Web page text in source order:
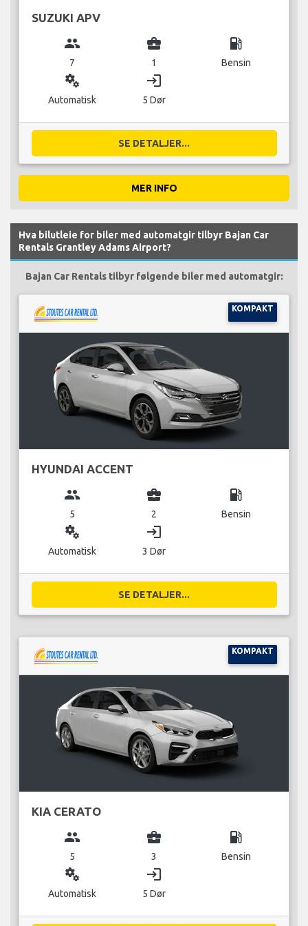
SUZUKI APV
group
7
business_center
1
local_gas_station
Bensin
miscellaneous_services
Automatisk
login
5 Dør
SE DETALJER...
MER INFO
Hva bilutleie for biler med automatgir tilbyr Bajan Car
Rentals Grantley Adams Airport?
Bajan Car Rentals tilbyr følgende biler med automatgir:
KOMPAKT
HYUNDAI ACCENT
group
5
business_center
2
local_gas_station
Bensin
miscellaneous_services
Automatisk
login
3 Dør
SE DETALJER...
KOMPAKT
KIA CERATO
group
5
business_center
3
local_gas_station
Bensin
miscellaneous_services
Automatisk
login
5 Dør